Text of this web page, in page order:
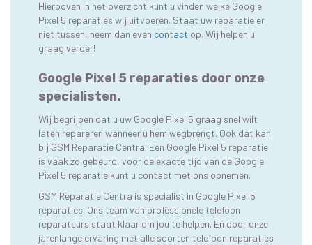
Hierboven in het overzicht kunt u vinden welke Google
Pixel 5 reparaties wij uitvoeren. Staat uw reparatie er
niet tussen, neem dan even contact op. Wij helpen u
graag verder!
Google Pixel 5 reparaties door onze
specialisten.
Wij begrijpen dat u uw Google Pixel 5 graag snel wilt
laten repareren wanneer u hem wegbrengt. Ook dat kan
bij GSM Reparatie Centra. Een Google Pixel 5 reparatie
is vaak zo gebeurd, voor de exacte tijd van de Google
Pixel 5 reparatie kunt u contact met ons opnemen.
GSM Reparatie Centra is specialist in Google Pixel 5
reparaties. Ons team van professionele telefoon
reparateurs staat klaar om jou te helpen. En door onze
jarenlange ervaring met alle soorten telefoon reparaties